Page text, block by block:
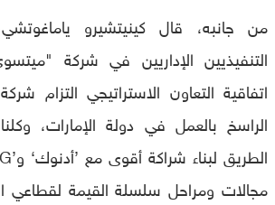
من جانبه، قال كينيتشيرو
التنفيذيين الإداريين في شركة
اتفاقية التعاون الاستراتيجي التزام
الراسخ بالعمل في دولة الإمارات،
مجالات ومراحل سلسلة القيمة لقطاعي